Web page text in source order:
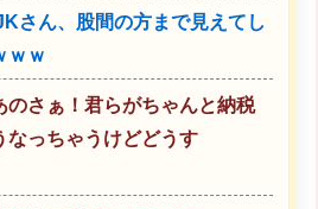
さん、股間の方まで見えてし
ｗｗ
のさぁ！君らがちゃんと納税
なっちゃうけどどうす